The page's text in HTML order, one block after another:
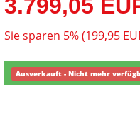
3.799,05
Sie sparen 5% (199,95
Ausverkauft - Nicht mehr